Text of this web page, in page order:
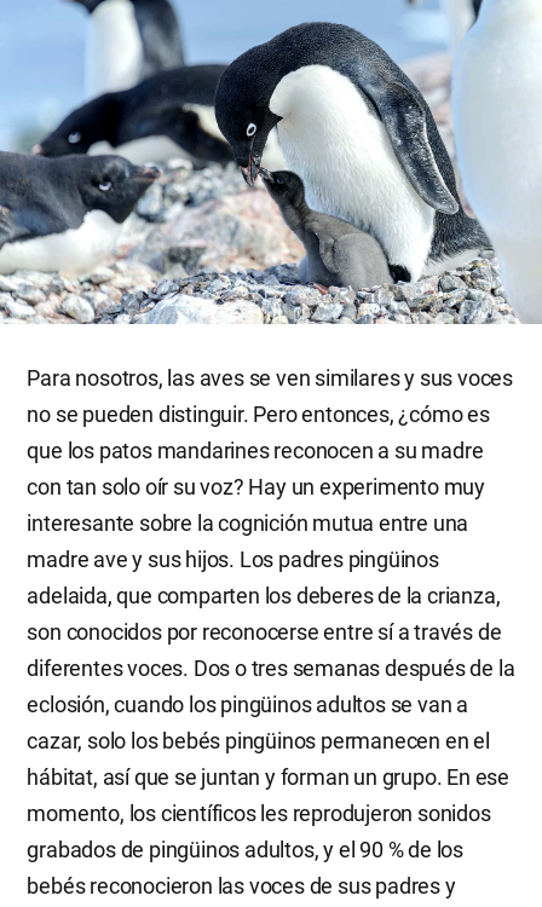
Para nosotros, las aves se ven similares y sus voces
no se pueden distinguir. Pero entonces, ¿cómo es
que los patos mandarines reconocen a su madre
con tan solo oír su voz? Hay un experimento muy
interesante sobre la cognición mutua entre una
madre ave y sus hijos. Los padres pingüinos
adelaida, que comparten los deberes de la crianza,
son conocidos por reconocerse entre sí a través de
diferentes voces. Dos o tres semanas después de la
eclosión, cuando los pingüinos adultos se van a
cazar, solo los bebés pingüinos permanecen en el
hábitat, así que se juntan y forman un grupo. En ese
momento, los científicos les reprodujeron sonidos
grabados de pingüinos adultos, y el 90 % de los
bebés reconocieron las voces de sus padres y